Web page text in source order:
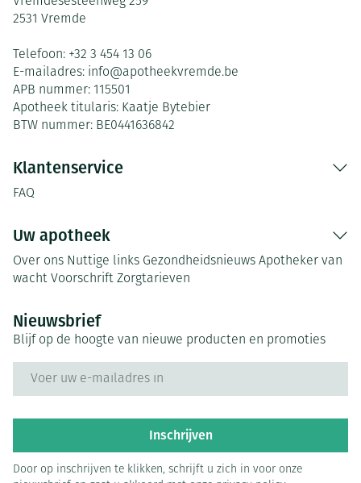
2531 Vremde
Telefoon: +32 3 454 13 06
E-mailadres: info@apotheekvremde.be
APB nummer: 115501
Apotheek titularis: Kaatje Bytebier
BTW nummer: BE0441636842
Klantenservice
FAQ
Uw apotheek
Over ons Nuttige links Gezondheidsnieuws Apotheker van
wacht Voorschrift Zorgtarieven
Nieuwsbrief
Blijf op de hoogte van nieuwe producten en promoties
Inschrijven
Door op inschrijven te klikken, schrijft u zich in voor onze